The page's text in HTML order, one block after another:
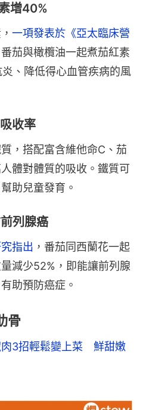
增40%
一項發表於《亞太臨床營
番茄與橄欖油一起煮茄紅素
、降低得心血管疾病的風
收率
，搭配富含維他命C、茄
體對體質的吸收。鐵質可
助兒童發育。
列腺癌
指出 ，番茄同西蘭花一起
減少52%，即能讓前列腺
助預防癌症。
骨
3招輕鬆變上菜　鮮甜嫩